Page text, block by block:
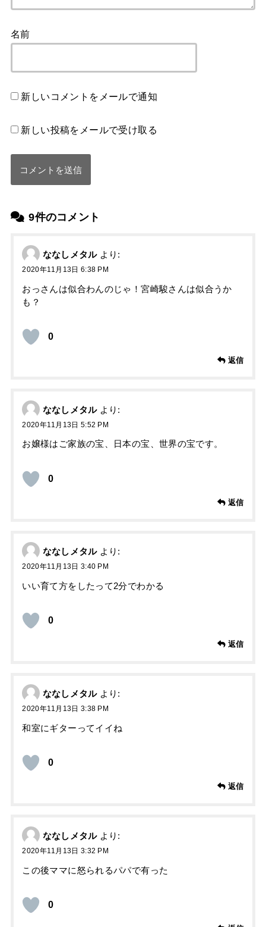
9件のコメント
ななしメタル より:
2020年11月13日 6:38 PM
おっさんは似合わんのじゃ！宮崎駿さんは似合うか
も？
0
返信
ななしメタル より:
2020年11月13日 5:52 PM
お嬢様はご家族の宝、日本の宝、世界の宝です。
0
返信
ななしメタル より:
2020年11月13日 3:40 PM
いい育て方をしたって2分でわかる
0
返信
ななしメタル より:
2020年11月13日 3:38 PM
和室にギターってイイね
0
返信
ななしメタル より:
2020年11月13日 3:32 PM
この後ママに怒られるパパで有った
0
名前
新しいコメントをメールで通知
新しい投稿をメールで受け取る